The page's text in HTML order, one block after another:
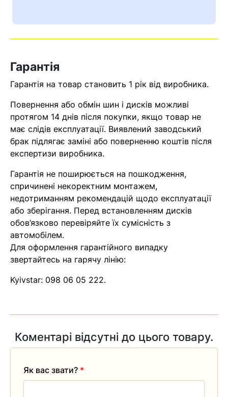
Помилка:
Оператор зв’яжеться з вами
найближчим часом
Гарантія
Гарантія на товар становить 1 рік від виробника.
Повернення або обмін шин і дисків можливі
протягом 14 днів після покупки, якщо товар не
має слідів експлуатації. Виявлений заводський
брак підлягає заміні або поверненню коштів після
експертизи виробника.
Гарантія не поширюється на пошкодження,
спричинені некоректним монтажем,
недотриманням рекомендацій щодо експлуатації
або зберігання. Перед встановленням дисків
обов’язково перевіряйте їх сумісність з
автомобілем.
Для оформлення гарантійного випадку
звертайтесь на гарячу лінію:
Kyivstar: 098 06 05 222.
Коментарі відсутні до цього товару.
Як вас звати? *